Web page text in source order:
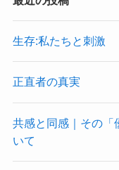
生存:私たちと刺激
正直者の真実
共感と同感｜その「
いて